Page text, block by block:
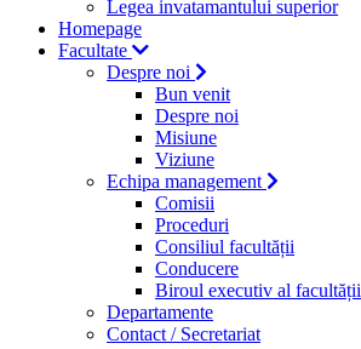
Legea invatamantului superior
Homepage
Facultate
Despre noi
Bun venit
Despre noi
Misiune
Viziune
Echipa management
Comisii
Proceduri
Consiliul facultății
Conducere
Biroul executiv al facultății
Departamente
Contact / Secretariat